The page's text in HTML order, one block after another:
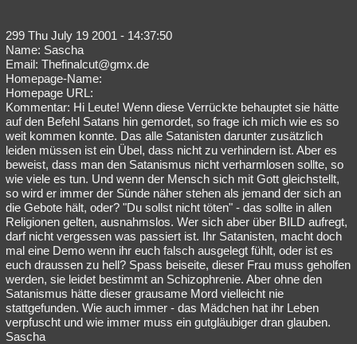
299 Thu July 19 2001 - 14:37:50
Name: Sascha
Email: Thefinalcut@gmx.de
Homepage-Name:
Homepage URL:
Kommentar: Hi Leute! Wenn diese Verrückte behauptet sie hätte
auf den Befehl Satans hin gemordet, so frage ich mich wie es so
weit kommen konnte. Das alle Satanisten darunter zusätzlich
leiden müssen ist ein Übel, dass nicht zu verhindern ist. Aber es
beweist, dass man den Satanismus nicht verharmlosen sollte, so
wie viele es tun. Und wenn der Mensch sich mit Gott gleichstellt,
so wird er immer der Sünde näher stehen als jemand der sich an
die Gebote hält, oder? "Du sollst nicht töten" - das sollte in allen
Religionen gelten, ausnahmslos. Wer sich aber über BILD aufregt,
darf nicht vergessen was passiert ist. Ihr Satanisten, macht doch
mal eine Demo wenn ihr euch falsch ausgelegt fühlt, oder ist es
euch draussen zu hell? Spass beiseite, dieser Frau muss geholfen
werden, sie leidet bestimmt an Schizophrenie. Aber ohne den
Satanismus hätte dieser grausame Mord vielleicht nie
stattgefunden. Wie auch immer - das Mädchen hat ihr Leben
verpfuscht und wie immer muss ein gutgläubiger dran glauben.
Sascha